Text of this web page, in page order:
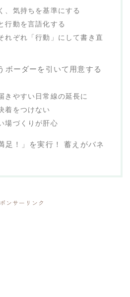
、気持ちを基準にする
行動を言語化する
れぞれ「行動」にして書き直
ボーダーを引いて用意する
きやすい日常線の延長に
着をつけない
場づくりが肝心
足！」を実行！ 蓄えがバネ
ンサーリンク